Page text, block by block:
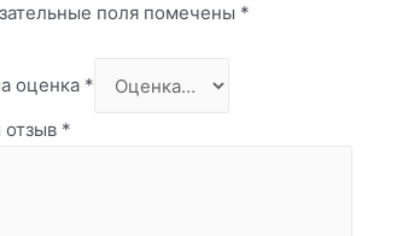
поля помечены *
оценка *
*